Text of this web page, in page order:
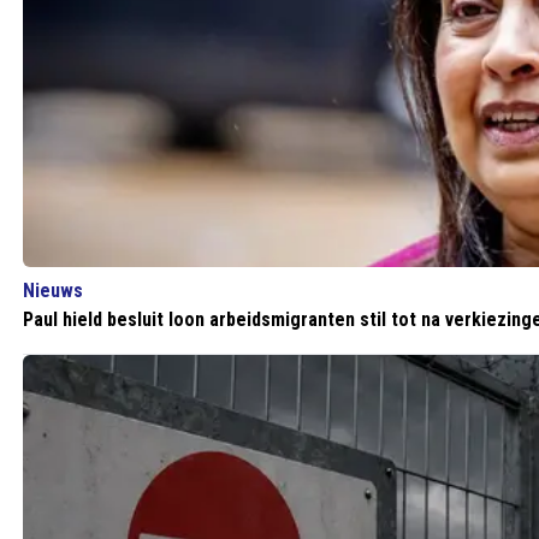
Nieuws
Paul hield besluit loon arbeidsmigranten stil tot na